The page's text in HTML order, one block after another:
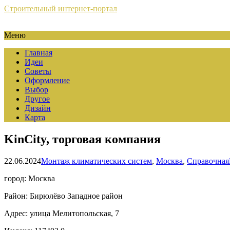
Строительный интернет-портал
Меню
Главная
Идеи
Советы
Оформление
Выбор
Другое
Дизайн
Карта
KinCity, торговая компания
22.06.2024Монтаж климатических систем, Москва, Справочная
город: Москва
Район: Бирюлёво Западное район
Адрес: улица Мелитопольская, 7